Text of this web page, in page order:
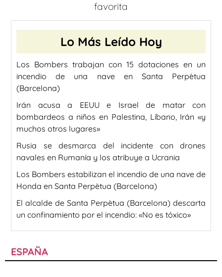
favorita
Lo Más Leído Hoy
Los Bombers trabajan con 15 dotaciones en un
incendio de una nave en Santa Perpètua
(Barcelona)
Irán acusa a EEUU e Israel de matar con
bombardeos a niños en Palestina, Líbano, Irán «y
muchos otros lugares»
Rusia se desmarca del incidente con drones
navales en Rumanía y los atribuye a Ucrania
Los Bombers estabilizan el incendio de una nave de
Honda en Santa Perpètua (Barcelona)
El alcalde de Santa Perpètua (Barcelona) descarta
un confinamiento por el incendio: «No es tóxico»
ESPAÑA